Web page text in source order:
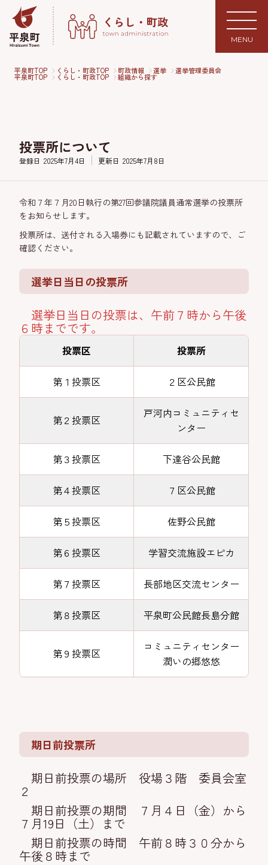
MENU
平泉町TOP くらし・町政TOP 町政情報 選挙 選挙管理委員会
平泉町TOP くらし・町政TOP 組織から探す
投票所について
登録日 2025年7月4日 更新日 2025年7月8日
令和７年７月20日執行の第27回参議院議員通常選挙の投票所
をお知らせします。
投票所は、送付される入場券にも記載されていますので、ご
確認ください。
選挙日当日の投票所
選挙日当日の投票は、午前７時から午後
６時までです。
投票区 投票所
第１投票区 ２区公民館
第２投票区
戸河内コミュニティセ
ンター
第３投票区 下達谷公民館
第４投票区 ７区公民館
第５投票区 佐野公民館
第６投票区 学習交流施設エピカ
第７投票区 長部地区交流センター
第８投票区 平泉町公民館長島分館
第９投票区
コミュニティセンター
潤いの郷悠悠
期日前投票所
期日前投票の場所 役場３階 委員会室
２
期日前投票の期間 ７月４日（金）から
７月19日（土）まで
期日前投票の時間 午前８時３０分から
午後８時まで